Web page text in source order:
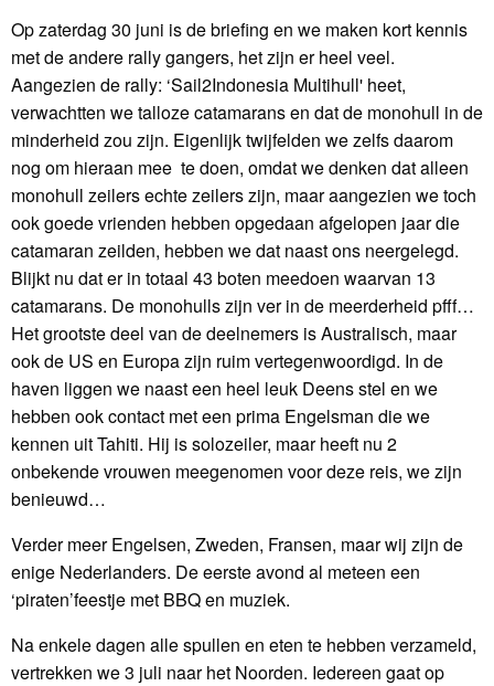
Op zaterdag 30 juni is de briefing en we maken kort kennis
met de andere rally gangers, het zijn er heel veel.
Aangezien de rally: ‘Sail2Indonesia Multihull' heet,
verwachtten we talloze catamarans en dat de monohull in de
minderheid zou zijn. Eigenlijk twijfelden we zelfs daarom
nog om hieraan mee te doen, omdat we denken dat alleen
monohull zeilers echte zeilers zijn, maar aangezien we toch
ook goede vrienden hebben opgedaan afgelopen jaar die
catamaran zeilden, hebben we dat naast ons neergelegd.
Blijkt nu dat er in totaal 43 boten meedoen waarvan 13
catamarans. De monohulls zijn ver in de meerderheid pfff…
Het grootste deel van de deelnemers is Australisch, maar
ook de US en Europa zijn ruim vertegenwoordigd. In de
haven liggen we naast een heel leuk Deens stel en we
hebben ook contact met een prima Engelsman die we
kennen uit Tahiti. Hij is solozeiler, maar heeft nu 2
onbekende vrouwen meegenomen voor deze reis, we zijn
benieuwd…
Verder meer Engelsen, Zweden, Fransen, maar wij zijn de
enige Nederlanders. De eerste avond al meteen een
‘piraten’feestje met BBQ en muziek.
Na enkele dagen alle spullen en eten te hebben verzameld,
vertrekken we 3 juli naar het Noorden. Iedereen gaat op